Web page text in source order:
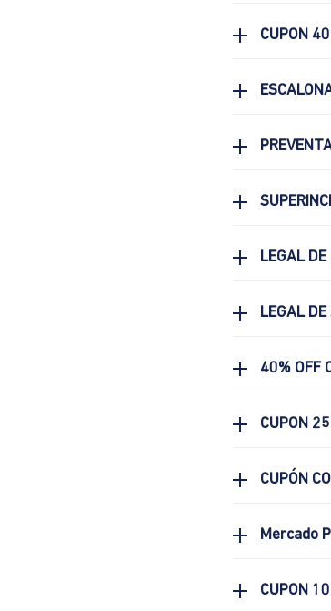
CUPON
LEGAL
LEGAL
40% OFF
CUPON
CUPÓN
Mercado
CUPON